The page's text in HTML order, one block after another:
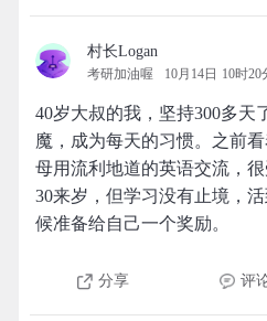
村长Logan
考研加油喔 10月14日 10时20
40岁大叔的我，坚持300多天
魔，成为每天的习惯。之前
母用流利地道的英语交流，
30来岁，但学习没有止境，
候准备给自己一个奖励。
分享 评